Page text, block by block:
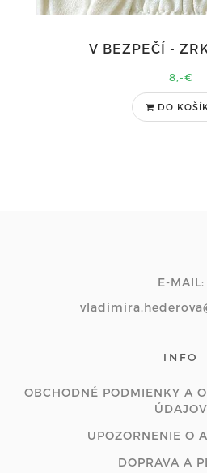
V BEZPEČÍ -
8,-€
DO
E-MAIL:
INFO
OBCHODNÉ PODMIENKY A
ÚDAJOV
UPOZORNENIE O
DOPRAVA A